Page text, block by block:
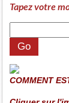
Tapez votre
COMMENT